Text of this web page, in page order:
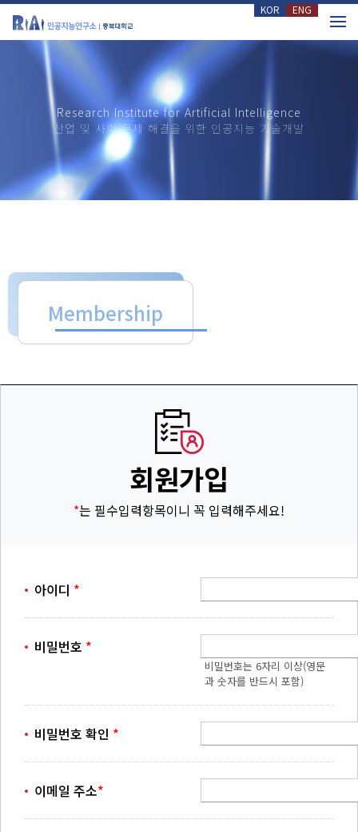
KOR ENG
Research Institute for Artificial Intelligence
산업 및 사회 문제 해결을 위한 인공지능 기술개발
Membership
회원가입
*는 필수입력항목이니 꼭 입력해주세요!
아이디 *
비밀번호 *
비밀번호는 6자리 이상(영문
과 숫자를 반드시 포함)
비밀번호 확인 *
이메일 주소*